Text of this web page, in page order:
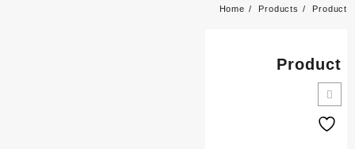
Home Products Product
Product